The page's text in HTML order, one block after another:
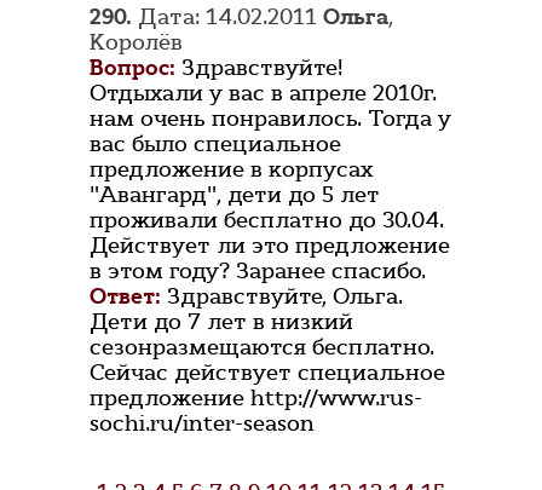
290. Дата: 14.02.2011 Ольга,
Королёв
Вопрос: Здравствуйте!
Отдыхали у вас в апреле 2010г.
нам очень понравилось. Тогда у
вас было специальное
предложение в корпусах
"Авангард", дети до 5 лет
проживали бесплатно до 30.04.
Действует ли это предложение
в этом году? Заранее спасибо.
Ответ: Здравствуйте, Ольга.
Дети до 7 лет в низкий
сезонразмещаются бесплатно.
Сейчас действует специальное
предложение http://www.rus-
sochi.ru/inter-season